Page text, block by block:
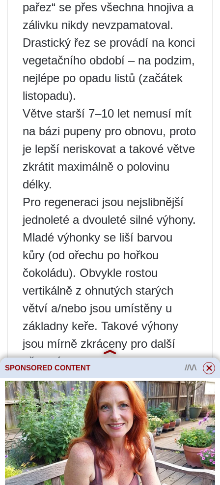
pařez“ se přes všechna hnojiva a
zálivku nikdy nevzpamatoval.
Drastický řez se provádí na konci
vegetačního období – na podzim,
nejlépe po opadu listů (začátek
listopadu).
Větve starší 7–10 let nemusí mít
na bázi pupeny pro obnovu, proto
je lepší neriskovat a takové větve
zkrátit maximálně o polovinu
délky.
Pro regeneraci jsou nejslibnější
jednoleté a dvouleté silné výhony.
Mladé výhonky se liší barvou
kůry (od ořechu po hořkou
čokoládu). Obvykle rostou
vertikálně z ohnutých starých
větví a/nebo jsou umístěny u
základny keře. Takové výhony
jsou mírně zkráceny pro další
větvení.
Pouze dobře osvětlené větve
aktivně rostou a rychle kvetou,
proto lze při ztenčení okamžitě
odstranit zastíněné a slabé
výhonky.
Pokud je větev zcela odříznuta,
SPONSORED CONTENT